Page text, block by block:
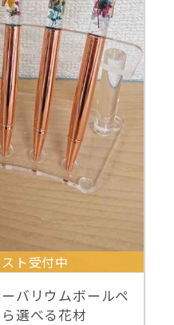
ト受付中
バリウムボールペ
選べる花材